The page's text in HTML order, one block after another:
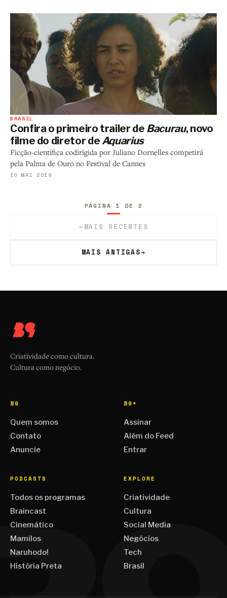
BRASIL
Confira o primeiro trailer de Bacurau, novo
filme do diretor de Aquarius
Ficção-científica codirigida por Juliano Dornelles competirá
pela Palma de Ouro no Festival de Cannes
10 MAI 2019
←MAIS RECENTES
PÁGINA 1 DE 2
MAIS ANTIGAS→
Criatividade como cultura.
Cultura como negócio.
B9
Quem somos
Contato
Anuncie
B9+
Assinar
Além do Feed
Entrar
PODCASTS
Todos os programas
Braincast
Cinemático
Mamilos
Naruhodo!
História Preta
EXPLORE
Criatividade
Cultura
Social Media
Negócios
Tech
Brasil